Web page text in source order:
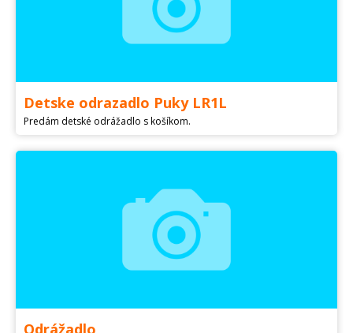
Detske odrazadlo Puky LR1L
Predám detské odrážadlo s košíkom.
Odrážadlo